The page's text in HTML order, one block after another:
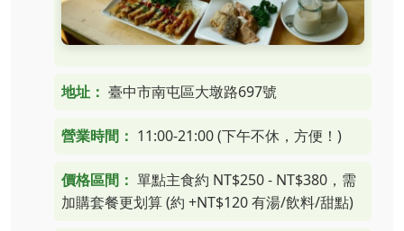
地址： 臺中市南屯區大墩路697號
營業時間： 11:00-21:00 (下午不休，方便！)
價格區間： 單點主食約 NT$250 - NT$380，需
加購套餐更划算 (約 +NT$120 有湯/飲料/甜點)